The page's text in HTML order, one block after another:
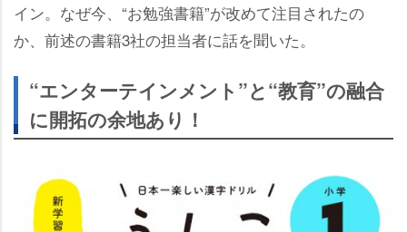
イン。なぜ今、“お勉強書籍”が改めて注目されたの
か、前述の書籍3社の担当者に話を聞いた。
“エンターテインメント”と“教育”の融合
に開拓の余地あり！